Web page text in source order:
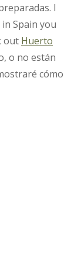
I
Spain you
out Huerto
o no están
cómo